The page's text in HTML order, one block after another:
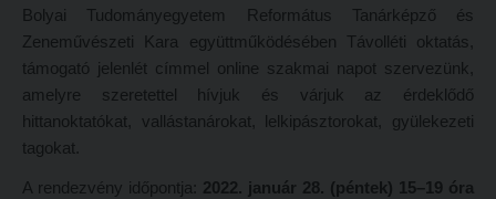
Minőségbiztosítás
Szabályzatok
Hitélet
Hittanoktató- és Kántorképző Intézet
Bolyai Tudományegyetem Református Tanárképző és
Zeneművészeti Kara együttműködésében Távolléti oktatás,
támogató jelenlét címmel online szakmai napot szervezünk,
amelyre szeretettel hívjuk és várjuk az érdeklődő
hittanoktatókat, vallástanárokat, lelkipásztorokat, gyülekezeti
tagokat.
A rendezvény időpontja: 2022. január 28. (péntek) 15–19 óra